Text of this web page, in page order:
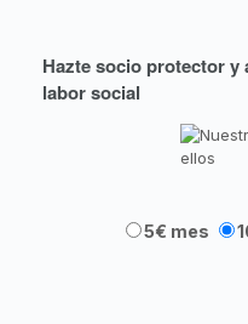
Hazte socio protector y
labor social
5€ mes